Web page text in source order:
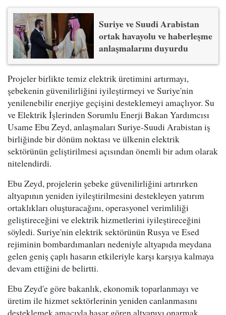
Suriye ve Suudi Arabistan
ortak havayolu ve haberleşme
anlaşmalarını duyurdu
Projeler birlikte temiz elektrik üretimini artırmayı,
şebekenin güvenilirliğini iyileştirmeyi ve Suriye'nin
yenilenebilir enerjiye geçişini desteklemeyi amaçlıyor. Su
ve Elektrik İşlerinden Sorumlu Enerji Bakan Yardımcısı
Usame Ebu Zeyd, anlaşmaları Suriye-Suudi Arabistan iş
birliğinde bir dönüm noktası ve ülkenin elektrik
sektörünün geliştirilmesi açısından önemli bir adım olarak
nitelendirdi.
Ebu Zeyd, projelerin şebeke güvenilirliğini artırırken
altyapının yeniden iyileştirilmesini destekleyen yatırım
ortaklıkları oluşturacağını, operasyonel verimliliği
geliştireceğini ve elektrik hizmetlerini iyileştireceğini
söyledi. Suriye'nin elektrik sektörünün Rusya ve Esed
rejiminin bombardımanları nedeniyle altyapıda meydana
gelen geniş çaplı hasarın etkileriyle karşı karşıya kalmaya
devam ettiğini de belirtti.
Ebu Zeyd'e göre bakanlık, ekonomik toparlanmayı ve
üretim ile hizmet sektörlerinin yeniden canlanmasını
desteklemek amacıyla hasar gören altyapıyı onarmak,